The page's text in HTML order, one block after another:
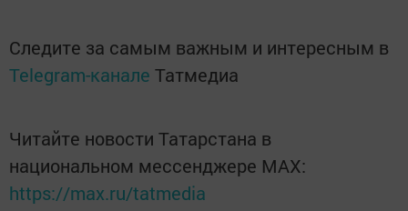
Следите за самым важным и интересным в
Telegram-канале Татмедиа
Читайте новости Татарстана в
национальном мессенджере MАХ:
https://max.ru/tatmedia